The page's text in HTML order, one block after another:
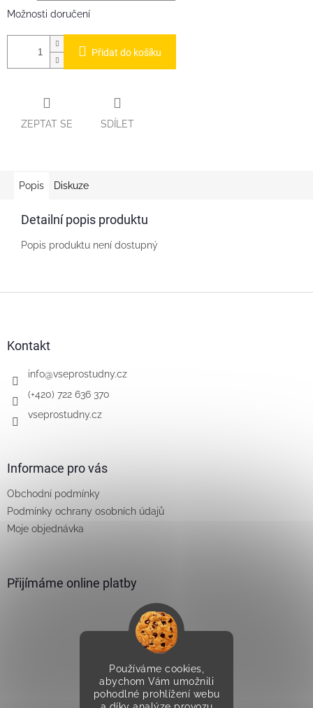
Používáme cookies,
abychom Vám umožnili
pohodlné prohlížení webu
Možnosti doručení
Přidat do košíku
ZEPTAT SE SDÍLET
Popis Diskuze
Detailní popis produktu
Popis produktu není dostupný
Kontakt
info@vseprostudny.cz
(+420) 722 636 370
vseprostudny.cz
Informace pro vás
Obchodní podmínky
Podmínky ochrany osobních údajů
Moje objednávka
Přijímáme online platby
Vytvořilo Studio Avocado